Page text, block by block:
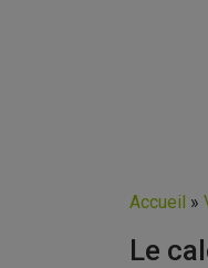
Accueil »
Le